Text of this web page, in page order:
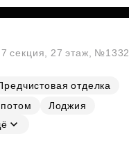
секция, 27 этаж, №1332
отделка
Лоджия